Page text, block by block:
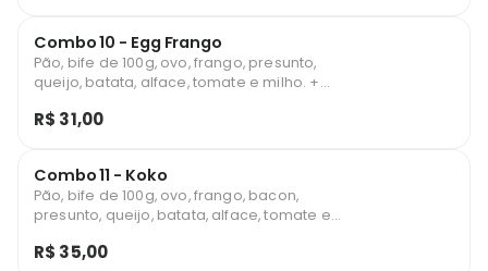
Combo 10 - Egg Frango
Pão, bife de 100g, ovo, frango, presunto,
queijo, batata, alface, tomate e milho. +
R$ 31,00
Combo 11 - Koko
Pão, bife de 100g, ovo, frango, bacon,
presunto, queijo, batata, alface, tomate e
R$ 35,00